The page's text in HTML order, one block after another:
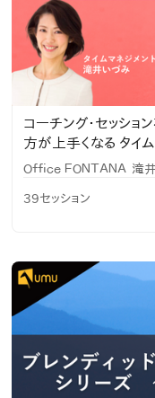
コーチング・セッシ
方が上手くなる タイム
Ｏｆｆｉｃｅ ＦＯＮＴＡＮＡ 滝
39セッション